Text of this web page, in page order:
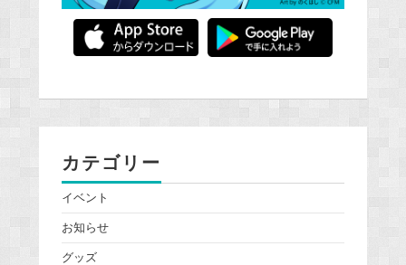
カテゴリー
イベント
お知らせ
グッズ